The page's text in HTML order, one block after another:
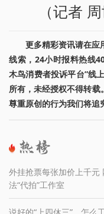
（记者 周
更多精彩资讯请在应
线索，24小时报料热线
木鸟消费者投诉平台”线
所有，未经授权不得转
尊重原创的行为我们将追
外挂抢票每张加价上千元
法“代拍”工作室